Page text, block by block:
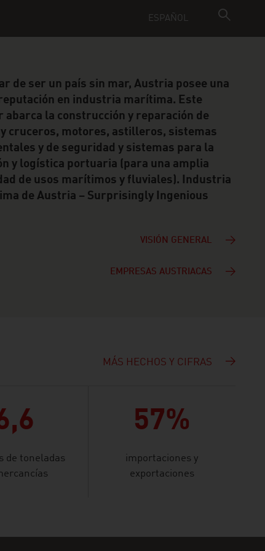
ESPAÑOL
de ser un país sin mar, Austria posee una
en industria marítima. Este
abarca la construcción y reparación de
cruceros, motores, astilleros, sistemas
y de seguridad y sistemas para la
y logística portuaria (para una amplia
de usos marítimos y fluviales). Industria
de Austria – Surprisingly Ingenious
VISIÓN GENERAL
EMPRESAS AUSTRIACAS
MÁS HECHOS Y CIFRAS
de toneladas
57%
importaciones y
exportaciones